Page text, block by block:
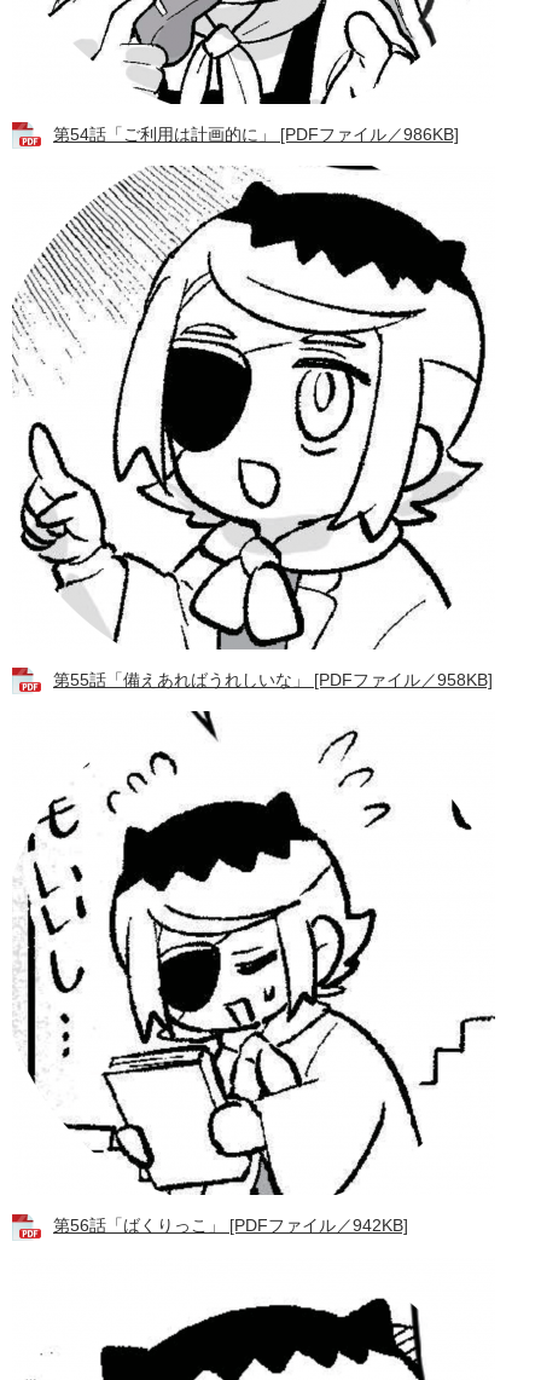
第54話「ご利用は計画的に」 [PDFファイル／986KB]
第55話「備えあればうれしいな」 [PDFファイル／958KB]
第56話「ばくりっこ」 [PDFファイル／942KB]